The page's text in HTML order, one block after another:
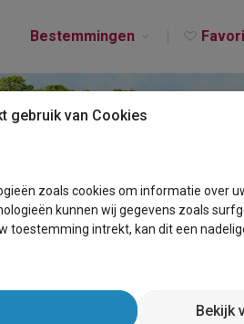
Bestemmingen
gebruik van Cookies
zoals cookies om informatie over
kunnen wij gegevens zoals
intrekt, kan dit een
Bekijk